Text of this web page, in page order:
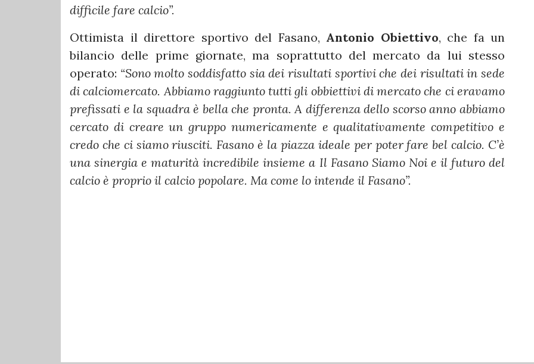
difficile fare calcio”.
Ottimista il direttore sportivo del Fasano, Antonio Obiettivo, che fa un
bilancio delle prime giornate, ma soprattutto del mercato da lui stesso
operato: “Sono molto soddisfatto sia dei risultati sportivi che dei risultati in sede
di calciomercato. Abbiamo raggiunto tutti gli obbiettivi di mercato che ci eravamo
prefissati e la squadra è bella che pronta. A differenza dello scorso anno abbiamo
cercato di creare un gruppo numericamente e qualitativamente competitivo e
credo che ci siamo riusciti. Fasano è la piazza ideale per poter fare bel calcio. C’è
una sinergia e maturità incredibile insieme a Il Fasano Siamo Noi e il futuro del
calcio è proprio il calcio popolare. Ma come lo intende il Fasano”.